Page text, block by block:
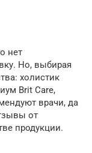
нет
Но, выбирая
холистик
Brit Care,
врачи, да
от
продукции.